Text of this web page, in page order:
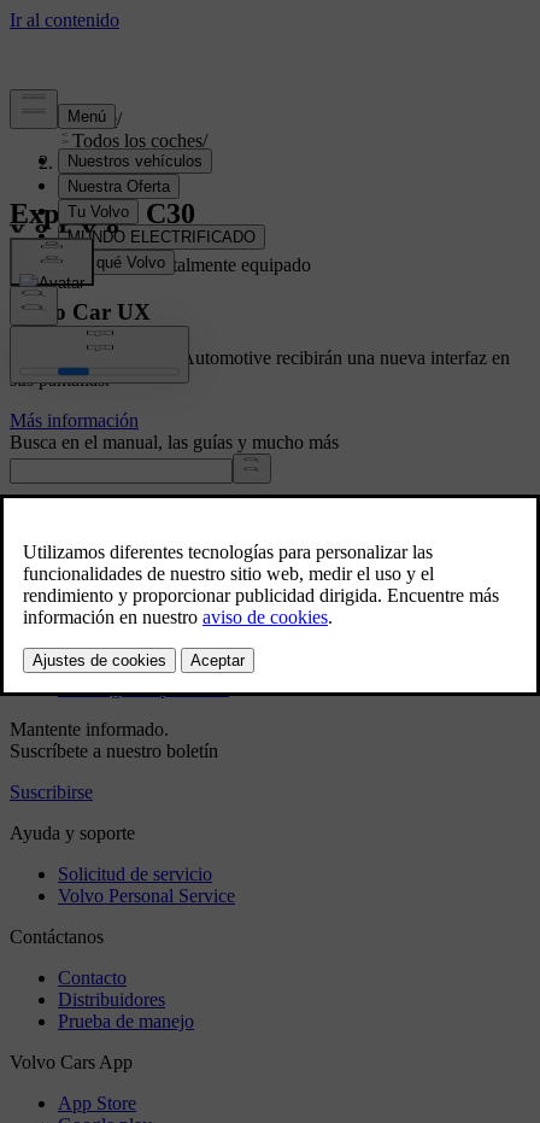
Soporte/
Todos los coches/
C30 2013
Explora el C30
Mostrando un C30 totalmente equipado
Volvo Car UX
Los autos con Google Automotive recibirán una nueva interfaz en
sus pantallas.
Más información
Busca en el manual, las guías y mucho más
Manual de usuario
Software del automóvil
Información normativa
Descarga la aplicación